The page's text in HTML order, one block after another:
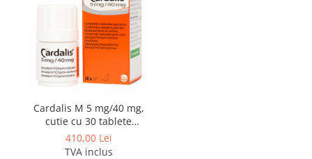
Cardalis M 5 mg/40 mg,
cutie cu 30 tablete
masticabile pentru câini
410,00 Lei
TVA inclus